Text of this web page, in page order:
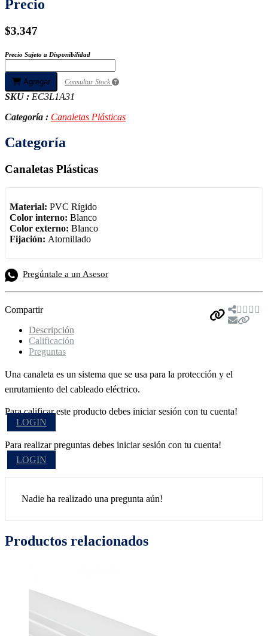
Precio
$3.347
Precio Sujeto a Disponibilidad
Agregar Consultar Stock
SKU : EC3L1A31
Categoría : Canaletas Plásticas
Categoría
Canaletas Plásticas
Material: PVC Rígido
Color interno: Blanco
Color externo: Blanco
Fijación: Atornillado
Pregúntale a un Asesor
Compartir
Descripción
Calificación
Preguntas
Una canaleta es un sistema que se usa para la protección y el
enrutamiento del cableado eléctrico.
Para calificar este producto debes iniciar sesión con tu cuenta!
LOGIN
Para realizar preguntas debes iniciar sesión con tu cuenta!
LOGIN
Nadie ha realizado una pregunta aún!
Productos relacionados